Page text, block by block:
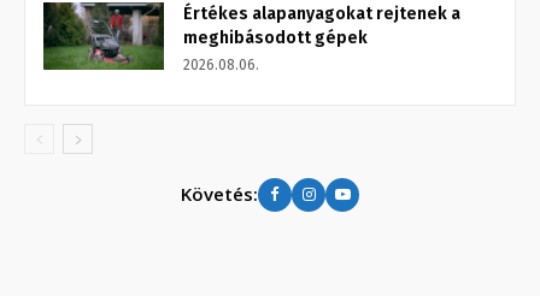
Értékes alapanyagokat rejtenek a
meghibásodott gépek
2026.08.06.
Követés: